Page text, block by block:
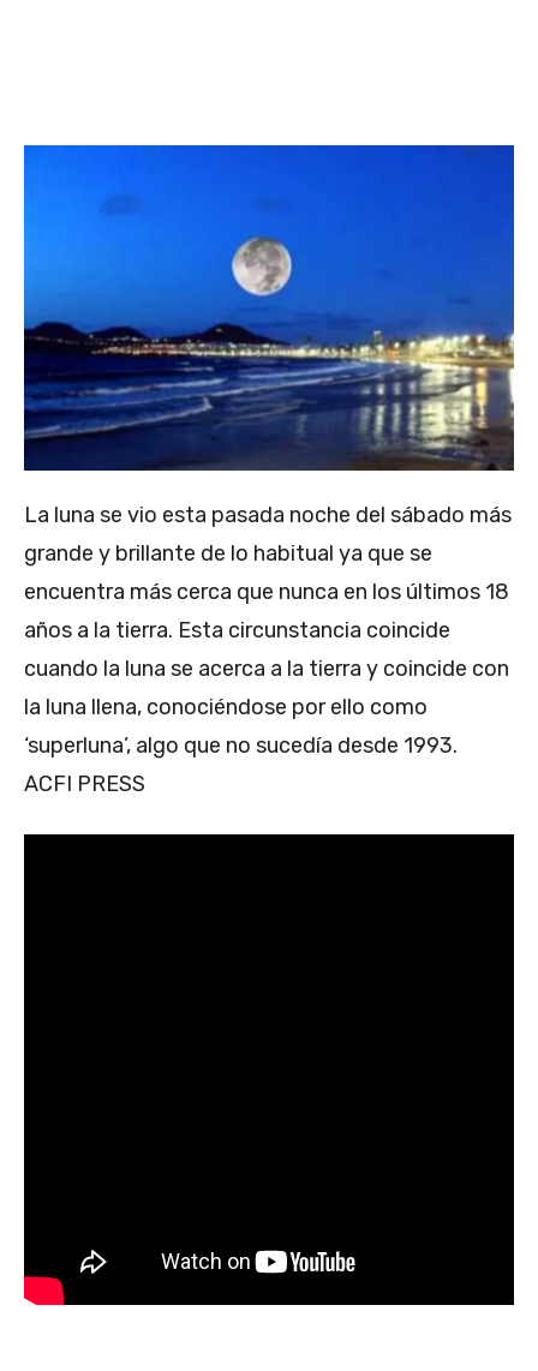
La luna se vio esta pasada noche del sábado más
grande y brillante de lo habitual ya que se
encuentra más cerca que nunca en los últimos 18
años a la tierra. Esta circunstancia coincide
cuando la luna se acerca a la tierra y coincide con
la luna llena, conociéndose por ello como
‘superluna’, algo que no sucedía desde 1993.
ACFI PRESS